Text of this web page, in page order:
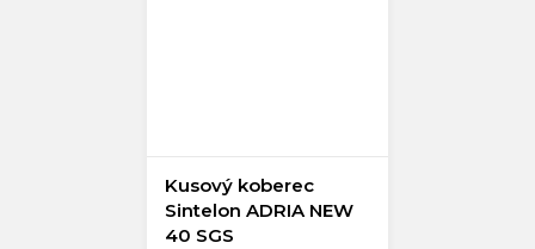
Kusový koberec
Sintelon ADRIA NEW
40 SGS